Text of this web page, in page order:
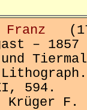
Franz
–
594.
Krüger